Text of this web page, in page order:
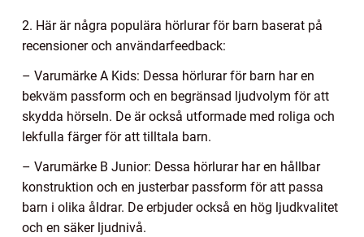
2. Här är några populära hörlurar för barn baserat på
recensioner och användarfeedback:
– Varumärke A Kids: Dessa hörlurar för barn har en
bekväm passform och en begränsad ljudvolym för att
skydda hörseln. De är också utformade med roliga och
lekfulla färger för att tilltala barn.
– Varumärke B Junior: Dessa hörlurar har en hållbar
konstruktion och en justerbar passform för att passa
barn i olika åldrar. De erbjuder också en hög ljudkvalitet
och en säker ljudnivå.